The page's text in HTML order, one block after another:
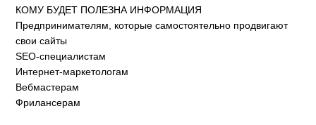
КОМУ БУДЕТ ПОЛЕЗНА ИНФОРМАЦИЯ
Предпринимателям, которые самостоятельно продвигают
свои сайты
SEO-специалистам
Интернет-маркетологам
Вебмастерам
Фрилансерам